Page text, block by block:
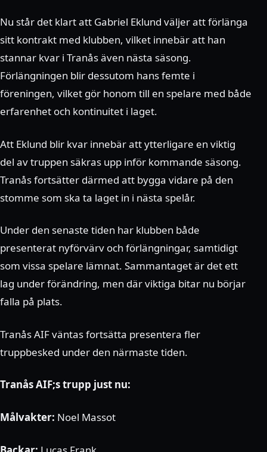
Nu står det klart att Gabriel Eklund väljer att förlänga
sitt kontrakt med klubben, vilket innebär att han
stannar kvar i Tranås även nästa säsong.
Förlängningen blir dessutom hans femte i
föreningen, vilket gör honom till en spelare med både
erfarenhet och kontinuitet i laget.
Att Eklund blir kvar innebär att ytterligare en viktig
del av truppen säkras upp inför kommande säsong.
Tranås fortsätter därmed att bygga vidare på den
stomme som ska ta laget in i nästa spelår.
Under den senaste tiden har klubben både
presenterat nyförvärv och förlängningar, samtidigt
som vissa spelare lämnat. Sammantaget är det ett
lag under förändring, men där viktiga bitar nu börjar
falla på plats.
Tranås AIF väntas fortsätta presentera fler
truppbesked under den närmaste tiden.
Tranås AIF;s trupp just nu:
Målvakter: Noel Massot